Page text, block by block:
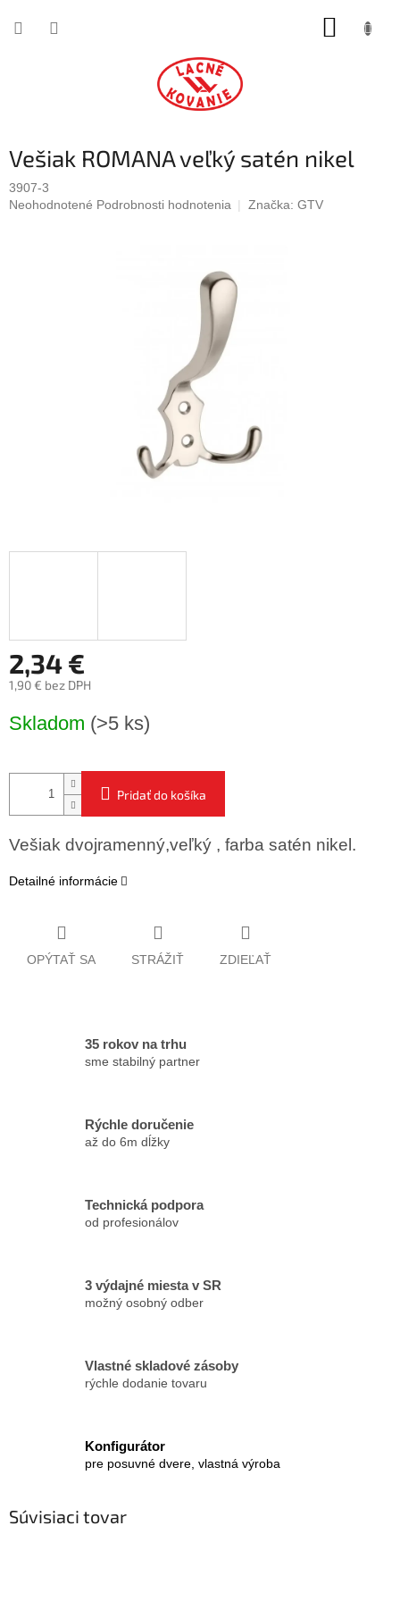
Vešiak ROMANA veľký satén nikel
3907-3
Priemerné
Neohodnotené Podrobnosti hodnotenia Značka: GTV
2,34 €
1,90 € bez DPH
cena:
Skladom (>5 ks)
Pridať do košíka
Vešiak dvojramenný,veľký , farba satén nikel.
Detailné informácie
OPÝTAŤ SA STRÁŽIŤ ZDIEĽAŤ
35 rokov na trhu
sme stabilný partner
Rýchle doručenie
až do 6m dĺžky
Technická podpora
od profesionálov
3 výdajné miesta v SR
možný osobný odber
Vlastné skladové zásoby
rýchle dodanie tovaru
Konfigurátor
pre posuvné dvere, vlastná výroba
Súvisiaci tovar